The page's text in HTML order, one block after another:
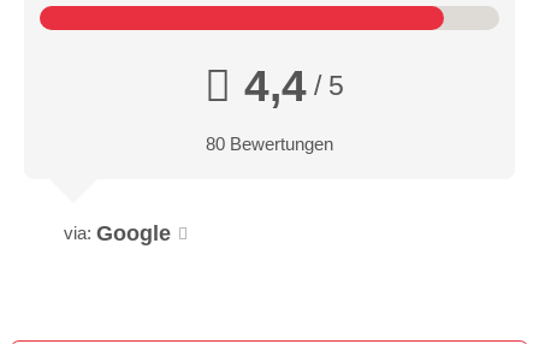
4,4/ 5
80 Bewertungen
via: Google